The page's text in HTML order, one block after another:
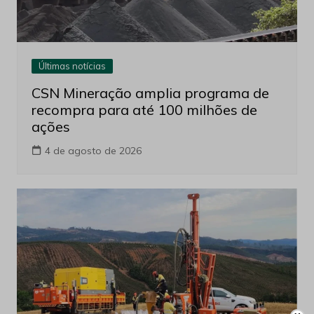
Últimas notícias
CSN Mineração amplia programa de
recompra para até 100 milhões de
ações
4 de agosto de 2026